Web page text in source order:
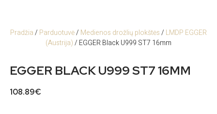
Pradžia/ Parduotuvė/ Medienos drožlių plokštės/ LMDP EGGER
(Austrija)/ EGGER Black U999 ST7 16mm
EGGER BLACK U999 ST7 16MM
108.89€